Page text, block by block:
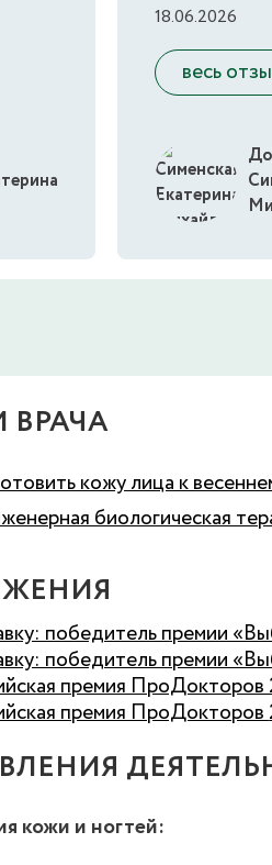
18.06.2026
весь
ВРАЧА
кожу лица к
биологическая
победитель премии
победитель премии
премия ПроДокторов
премия ПроДокторов
кожи и ногтей: